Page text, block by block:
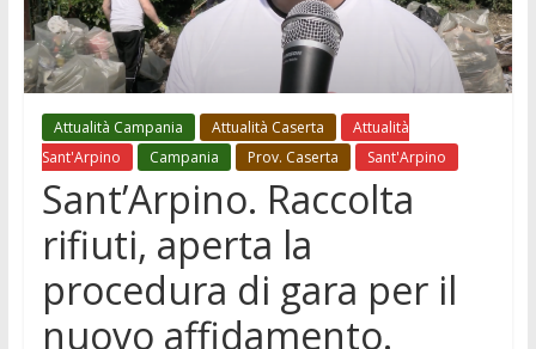
Attualità Campania Attualità Caserta
Attualità
Sant'Arpino
Campania Prov. Caserta Sant'Arpino
Sant’Arpino. Raccolta
rifiuti, aperta la
procedura di gara per il
nuovo affidamento.